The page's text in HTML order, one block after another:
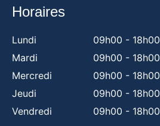
Horaires
Lundi
09h00 - 18h00
Mardi
09h00 - 18h00
Mercredi
09h00 - 18h00
Jeudi
09h00 - 18h00
Vendredi
09h00 - 18h00